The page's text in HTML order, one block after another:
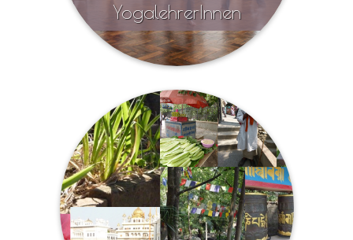
YogalehrerInnen
hier erfahren Sie mehr